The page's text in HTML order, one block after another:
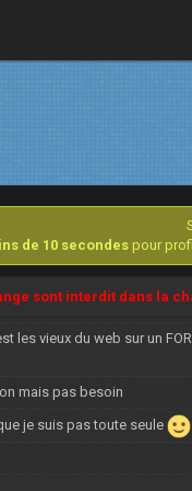
de 10 secondes pour
sont interdit dans la
officiel
la corde de la nostalgie
j'espère que tu vas bien
de message), profitez de la
les vieux du web sur un
mais pas besoin
je suis pas toute seule